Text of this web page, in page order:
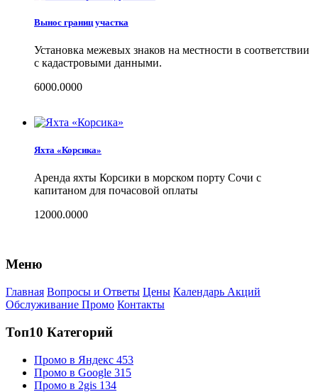
Вынос границ участка
Установка межевых знаков на местности в соответствии
с кадастровыми данными.
6000.0000
Яхта «Корсика»
Аренда яхты Корсики в морском порту Сочи с
капитаном для почасовой оплаты
12000.0000
Меню
Главная Вопросы и Ответы Цены Календарь Акций
Обслуживание Промо Контакты
Топ10 Категорий
Промо в Яндекс 453
Промо в Google 315
Промо в 2gis 134